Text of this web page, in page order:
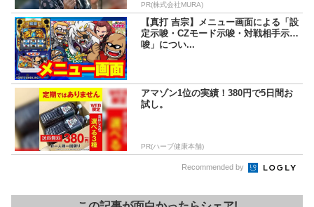
PR(株式会社MURA)
【真打 吉宗】メニュー画面による「設
定示唆・CZモード示唆・対戦相手示
唆」につい...
アマゾン1位の実績！380円で5日間お
試し。
PR(ハーブ健康本舗)
Recommended by